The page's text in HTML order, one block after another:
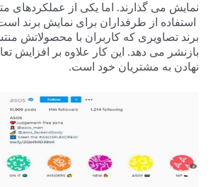
استفاده از طرفداران برای نمایش برند
برند تصاویری که کاربران با محصولاتش
بازنشر می دهد. این کار علاوه بر افزایش
نهادن به مشتریان خود است.